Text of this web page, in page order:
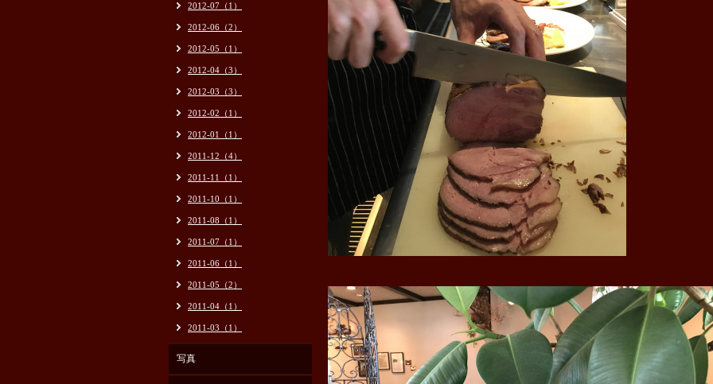
2012-07（1）
2012-06（2）
2012-05（1）
2012-04（3）
2012-03（3）
2012-02（1）
2012-01（1）
2011-12（4）
2011-11（1）
2011-10（1）
2011-08（1）
2011-07（1）
2011-06（1）
2011-05（2）
2011-04（1）
2011-03（1）
写真